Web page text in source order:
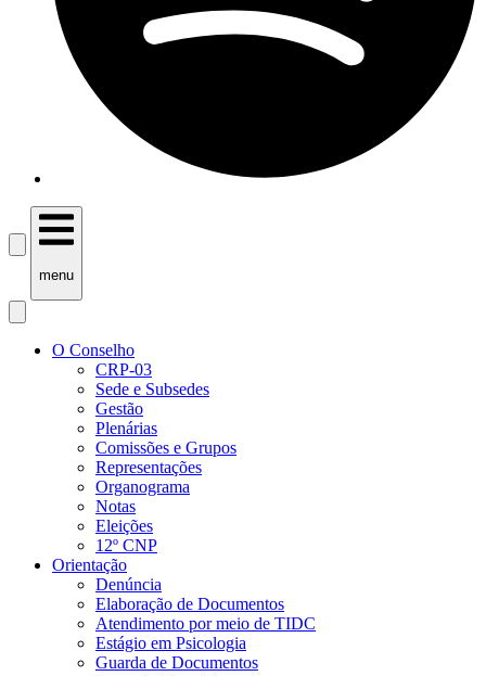
menu
O Conselho
CRP-03
Sede e Subsedes
Gestão
Plenárias
Comissões e Grupos
Representações
Organograma
Notas
Eleições
12º CNP
Orientação
Denúncia
Elaboração de Documentos
Atendimento por meio de TIDC
Estágio em Psicologia
Guarda de Documentos